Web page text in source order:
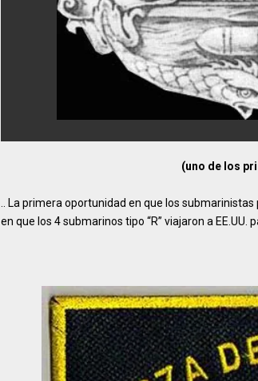
(uno de los
.. La primera oportunidad en que los
en que los 4 submarinos tipo “R” viajaron a EE.UU.